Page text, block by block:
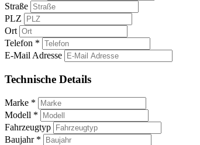
Straße
PLZ
Ort
Telefon *
E-Mail Adresse
Technische Details
Marke *
Modell *
Fahrzeugtyp
Baujahr *